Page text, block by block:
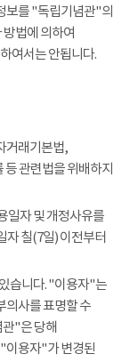
보를 "독립기념관"의
법에 의하여
여서는 안됩니다.
거래기본법,
관련법을 위배하지
일자 및 개정사유를
자 칠(7일) 이전부터
습니다. "이용자"는
의사를 표명할 수
"은 당해
이용자"가 변경된